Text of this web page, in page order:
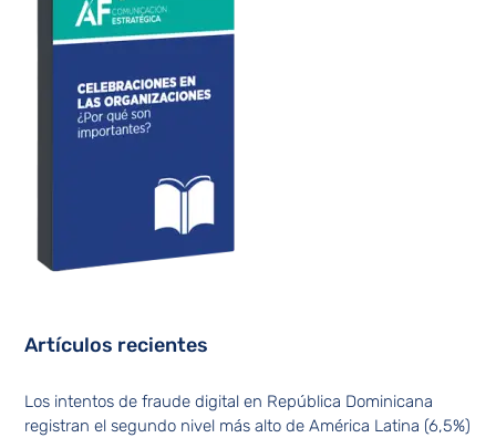
Artículos recientes
Los intentos de fraude digital en República Dominicana
registran el segundo nivel más alto de América Latina (6,5%)